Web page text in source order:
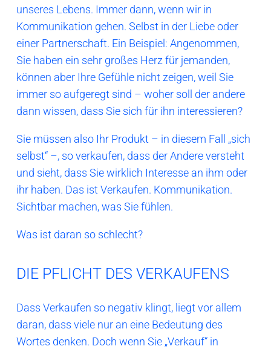
unseres Lebens. Immer dann, wenn wir in
Kommunikation gehen. Selbst in der Liebe oder
einer Partnerschaft. Ein Beispiel: Angenommen,
Sie haben ein sehr großes Herz für jemanden,
können aber Ihre Gefühle nicht zeigen, weil Sie
immer so aufgeregt sind – woher soll der andere
dann wissen, dass Sie sich für ihn interessieren?
Sie müssen also Ihr Produkt – in diesem Fall „sich
selbst“ –, so verkaufen, dass der Andere versteht
und sieht, dass Sie wirklich Interesse an ihm oder
ihr haben. Das ist Verkaufen. Kommunikation.
Sichtbar machen, was Sie fühlen.
Was ist daran so schlecht?
DIE PFLICHT DES VERKAUFENS
Dass Verkaufen so negativ klingt, liegt vor allem
daran, dass viele nur an eine Bedeutung des
Wortes denken. Doch wenn Sie „Verkauf“ in